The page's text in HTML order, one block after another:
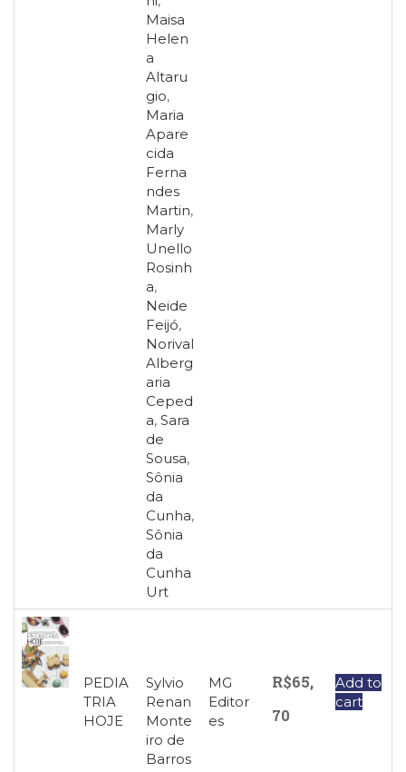
Maisa
Helen
a
Altaru
gio,
Maria
Apare
cida
Ferna
ndes
Martin,
Marly
Unello
Rosinh
a,
Neide
Feijó,
Norival
Alberg
aria
Ceped
a, Sara
de
Sousa,
Sônia
da
Cunha,
Sônia
da
Cunha
Urt
PEDIA
TRIA
HOJE
Sylvio
Renan
Monte
iro de
Barros
MG
Editor
es
R$65,
70
Add to
cart